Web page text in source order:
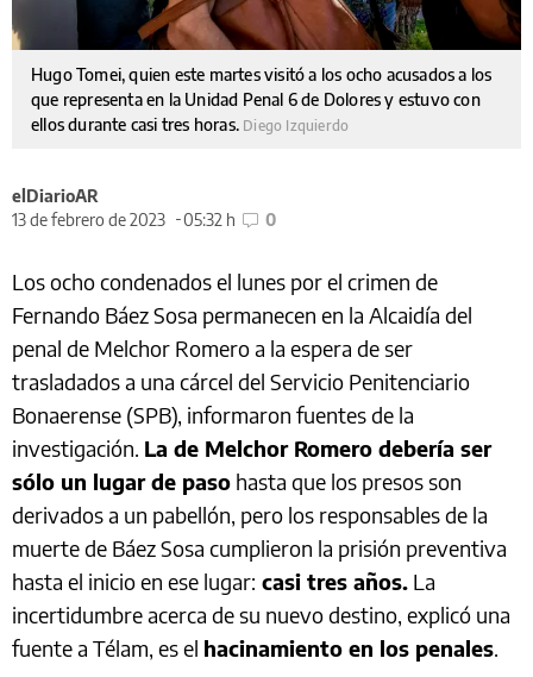
Hugo Tomei, quien este martes visitó a los ocho acusados a los
que representa en la Unidad Penal 6 de Dolores y estuvo con
ellos durante casi tres horas. Diego Izquierdo
elDiarioAR
13 de febrero de 2023
05:32 h 0
Los ocho condenados el lunes por el crimen de
Fernando Báez Sosa permanecen en la Alcaidía del
penal de Melchor Romero a la espera de ser
trasladados a una cárcel del Servicio Penitenciario
Bonaerense (SPB), informaron fuentes de la
investigación. La de Melchor Romero debería ser
sólo un lugar de paso hasta que los presos son
derivados a un pabellón, pero los responsables de la
muerte de Báez Sosa cumplieron la prisión preventiva
hasta el inicio en ese lugar: casi tres años. La
incertidumbre acerca de su nuevo destino, explicó una
fuente a Télam, es el hacinamiento en los penales.